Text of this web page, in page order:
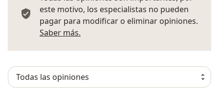
este motivo, los especialistas no pueden
pagar para modificar o eliminar opiniones.
Saber más.